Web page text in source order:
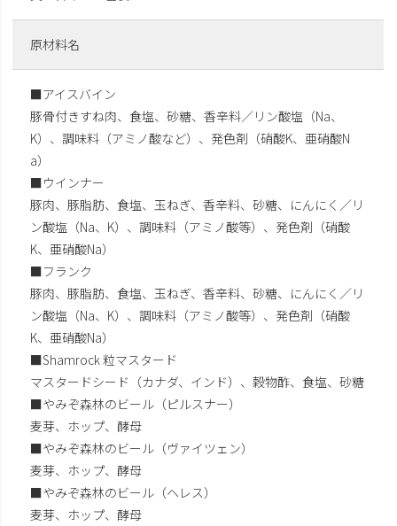
原材料名
■アイスバイン
豚骨付きすね肉、食塩、砂糖、香辛料／リン酸塩（Na、
K）、調味料（アミノ酸など）、発色剤（硝酸K、亜硝酸N
a）
■ウインナー
豚肉、豚脂肪、食塩、玉ねぎ、香辛料、砂糖、にんにく／リ
ン酸塩（Na、K）、調味料（アミノ酸等）、発色剤（硝酸
K、亜硝酸Na）
■フランク
豚肉、豚脂肪、食塩、玉ねぎ、香辛料、砂糖、にんにく／リ
ン酸塩（Na、K）、調味料（アミノ酸等）、発色剤（硝酸
K、亜硝酸Na）
■Shamrock 粒マスタード
マスタードシード（カナダ、インド）、穀物酢、食塩、砂糖
■やみぞ森林のビール（ピルスナー）
麦芽、ホップ、酵母
■やみぞ森林のビール（ヴァイツェン）
麦芽、ホップ、酵母
■やみぞ森林のビール（ヘレス）
麦芽、ホップ、酵母